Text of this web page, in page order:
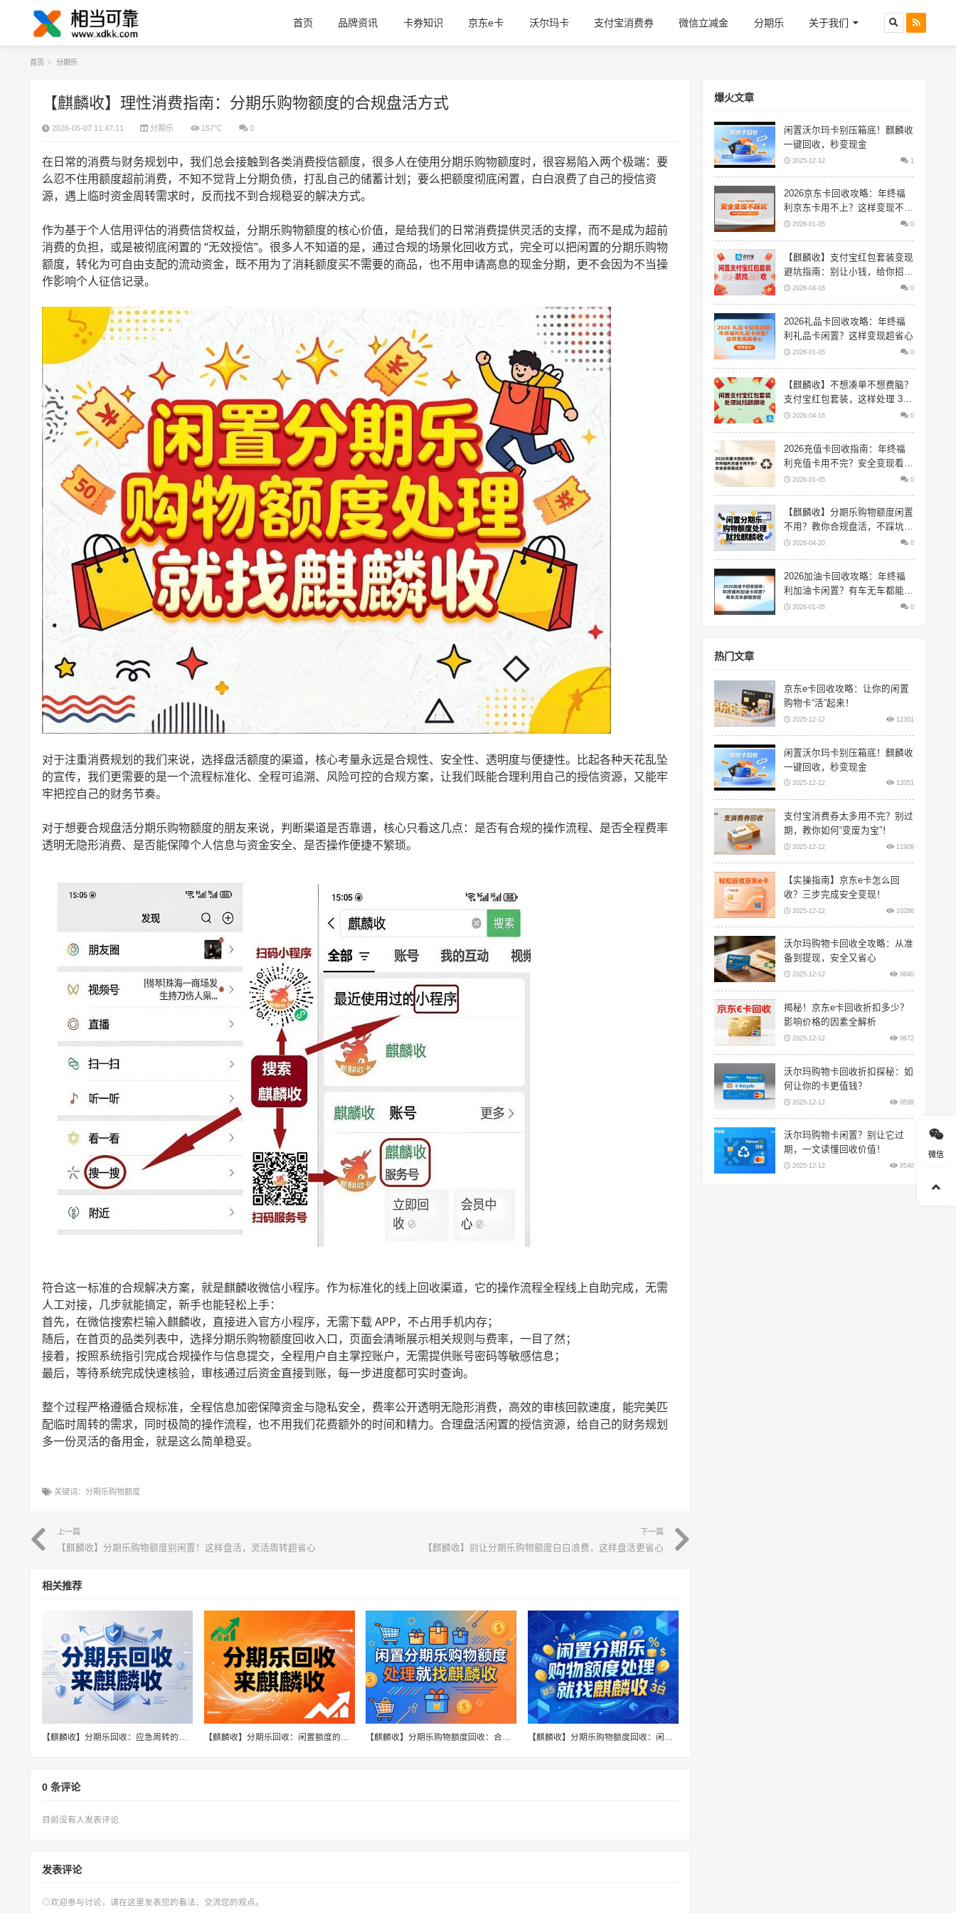
首页 品牌资讯 卡券知识 京东e卡 沃尔玛卡 支付宝消费券 微信立减金 分期乐 关于我们
首页 > 分期乐
【麒麟收】理性消费指南：分期乐购物额度的合规盘活方式
2026-05-07 11:47:11 分期乐 157℃ 0
在日常的消费与财务规划中，我们总会接触到各类消费授信额度，很多人在使用分期乐购物额度时，很容易陷入两个极端：要
么忍不住用额度超前消费，不知不觉背上分期负债，打乱自己的储蓄计划；要么把额度彻底闲置，白白浪费了自己的授信资
源，遇上临时资金周转需求时，反而找不到合规稳妥的解决方式。
作为基于个人信用评估的消费信贷权益，分期乐购物额度的核心价值，是给我们的日常消费提供灵活的支撑，而不是成为超前
消费的负担，或是被彻底闲置的 “无效授信”。很多人不知道的是，通过合规的场景化回收方式，完全可以把闲置的分期乐购物
额度，转化为可自由支配的流动资金，既不用为了消耗额度买不需要的商品，也不用申请高息的现金分期，更不会因为不当操
作影响个人征信记录。
对于注重消费规划的我们来说，选择盘活额度的渠道，核心考量永远是合规性、安全性、透明度与便捷性。比起各种天花乱坠
的宣传，我们更需要的是一个流程标准化、全程可追溯、风险可控的合规方案，让我们既能合理利用自己的授信资源，又能牢
牢把控自己的财务节奏。
对于想要合规盘活分期乐购物额度的朋友来说，判断渠道是否靠谱，核心只看这几点：是否有合规的操作流程、是否全程费率
透明无隐形消费、是否能保障个人信息与资金安全、是否操作便捷不繁琐。
符合这一标准的合规解决方案，就是麒麟收微信小程序。作为标准化的线上回收渠道，它的操作流程全程线上自助完成，无需
人工对接，几步就能搞定，新手也能轻松上手：
首先，在微信搜索栏输入麒麟收，直接进入官方小程序，无需下载 APP，不占用手机内存；
随后，在首页的品类列表中，选择分期乐购物额度回收入口，页面会清晰展示相关规则与费率，一目了然；
接着，按照系统指引完成合规操作与信息提交，全程用户自主掌控账户，无需提供账号密码等敏感信息；
最后，等待系统完成快速核验，审核通过后资金直接到账，每一步进度都可实时查询。
整个过程严格遵循合规标准，全程信息加密保障资金与隐私安全，费率公开透明无隐形消费，高效的审核回款速度，能完美匹
配临时周转的需求，同时极简的操作流程，也不用我们花费额外的时间和精力。合理盘活闲置的授信资源，给自己的财务规划
多一份灵活的备用金，就是这么简单稳妥。
关键词： 分期乐购物额度
上一篇
【麒麟收】分期乐购物额度别闲置！这样盘活，灵活周转超省心
下一篇
【麒麟收】别让分期乐购物额度白白浪费，这样盘活更省心
相关推荐
【麒麟收】分期乐回收：应急周转的实用小技巧 【麒麟收】分期乐回收：闲置额度的科学盘活方法 【麒麟收】分期乐购物额度回收：合理规划信用资产的正确方式 【麒麟收】分期乐购物额度回收：闲置额度变现金的实用方法
0 条评论
目前没有人发表评论
发表评论
◎欢迎参与讨论，请在这里发表您的看法、交流您的观点。
爆火文章
闲置沃尔玛卡别压箱底！麒麟收
一键回收，秒变现金
2025-12-12 1
2026京东卡回收攻略：年终福
利京东卡用不上？这样变现不踩
坑2026-01-05 0
【麒麟收】支付宝红包套装变现
避坑指南：别让小钱，给你招来
大风险
2026-04-16 0
2026礼品卡回收攻略：年终福
利礼品卡闲置？这样变现超省心
2026-01-05 0
【麒麟收】不想凑单不想费脑？
支付宝红包套装，这样处理 3
分钟搞定
2026-04-16 0
2026充值卡回收指南：年终福
利充值卡用不完？安全变现看这
里2026-01-05 0
【麒麟收】分期乐购物额度闲置
不用？教你合规盘活，不踩坑更
省心2026-04-20 0
2026加油卡回收攻略：年终福
利加油卡闲置？有车无车都能变
现2026-01-05 0
热门文章
京东e卡回收攻略：让你的闲置
购物卡“活”起来！
2025-12-12 12301
闲置沃尔玛卡别压箱底！麒麟收
一键回收，秒变现金
2025-12-12 12051
支付宝消费券太多用不完？别过
期，教你如何“变废为宝”！
2025-12-12 11909
【实操指南】京东e卡怎么回
收？三步完成安全变现！
2025-12-12 10286
沃尔玛购物卡回收全攻略：从准
备到提现，安全又省心
2025-12-12 9840
揭秘！京东e卡回收折扣多少？
影响价格的因素全解析
2025-12-12 9672
沃尔玛购物卡回收折扣探秘：如
何让你的卡更值钱？
2025-12-12 9598
沃尔玛购物卡闲置？别让它过
期，一文读懂回收价值！
2025-12-12 9540
微信